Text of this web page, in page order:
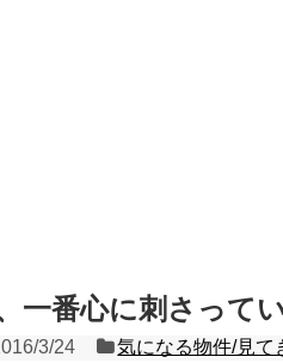
一番心に刺さって
3/24 気になる物件/見て